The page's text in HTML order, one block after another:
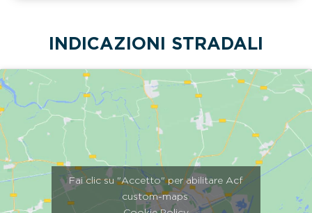
INDICAZIONI STRADALI
Fai clic su "Accetto" per abilitare Acf
custom-maps